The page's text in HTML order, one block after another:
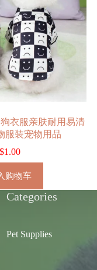
衣服亲肤耐用易清
服装宠物用品
1.00
购物车
Categories
Pet Supplies